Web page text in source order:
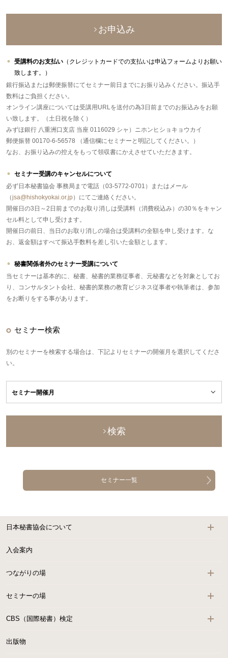
お申込み
受講料のお支払い （クレジットカードでの支払いは申込フォームよりお願い
致します。）
銀行振込または郵便振替にてセミナー前日までにお振り込みください。振込手
数料はご負担ください。
オンライン講座については受講用URLを送付の為3日前までのお振込みをお願
い致します。（土日祝を除く）
みずほ銀行 八重洲口支店 当座 0116029 シャ）ニホンヒショキョウカイ
郵便振替 00170-6-56578 （通信欄にセミナーと明記してください。）
なお、お振り込みの控えをもって領収書にかえさせていただきます。
セミナー受講のキャンセルについて
必ず日本秘書協会 事務局まで電話（03-5772-0701）またはメール
（jsa@hishokyokai.or.jp）にてご連絡ください。
開催日の3日～2日前までのお取り消しは受講料（消費税込み）の30％をキャン
セル料として申し受けます。
開催日の前日、当日のお取り消しの場合は受講料の全額を申し受けます。な
お、返金額はすべて振込手数料を差し引いた金額とします。
秘書関係者外のセミナー受講について
当セミナーは基本的に、秘書、秘書的業務従事者、元秘書などを対象としてお
り、コンサルタント会社、秘書的業務の教育ビジネス従事者や執筆者は、参加
をお断りをする事があります。
セミナー検索
別のセミナーを検索する場合は、下記よりセミナーの開催月を選択してくださ
い。
検索
セミナー一覧
日本秘書協会について
入会案内
つながりの場
セミナーの場
CBS（国際秘書）検定
出版物